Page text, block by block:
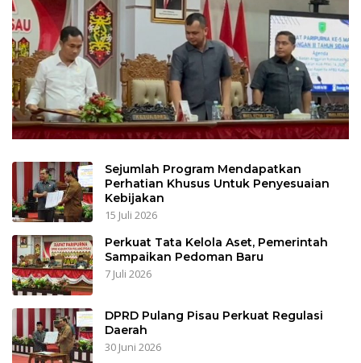
Sejumlah Program Mendapatkan
Perhatian Khusus Untuk Penyesuaian
Kebijakan
15 Juli 2026
Perkuat Tata Kelola Aset, Pemerintah
Sampaikan Pedoman Baru
7 Juli 2026
DPRD Pulang Pisau Perkuat Regulasi
Daerah
30 Juni 2026